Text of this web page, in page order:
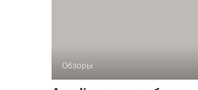
Обзоры